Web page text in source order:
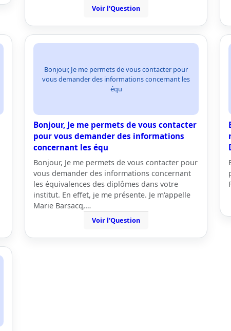
Voir l'Question
Bonjour, Je me permets de vous contacter pour
vous demander des informations concernant les
équ
Bonjour, Je me permets de vous contacter
pour vous demander des informations
concernant les équ
Bonjour, Je me permets de vous contacter pour
vous demander des informations concernant
les équivalences des diplômes dans votre
institut. En effet, je me présente. Je m'appelle
Marie Barsacq,…
Voir l'Question